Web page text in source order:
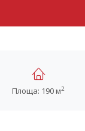
Площа: 190 м2